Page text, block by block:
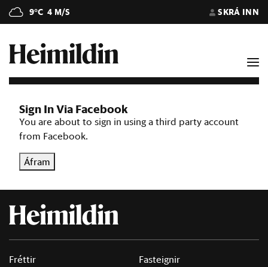
9°C 4 M/S SKRÁ INN
Sign In Via Facebook
You are about to sign in using a third party account
from Facebook.
Áfram
Fréttir
Fasteignir